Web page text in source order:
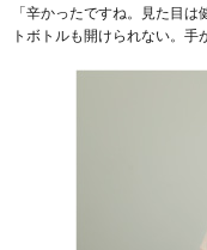
「辛かったですね。見た目
トボトルも開けられない。